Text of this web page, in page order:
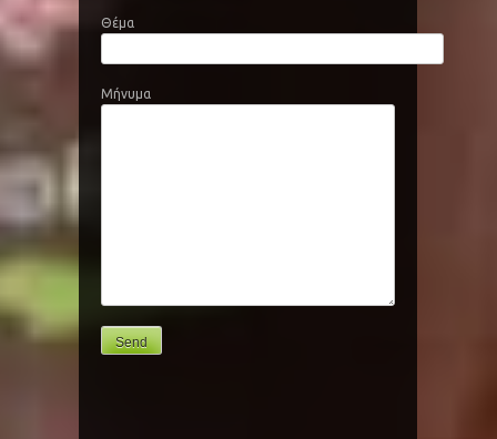
Θέμα
Μήνυμα